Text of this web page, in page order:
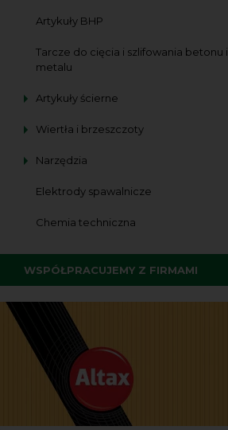
Artykuły BHP
Tarcze do cięcia i szlifowania betonu i
metalu
Artykuły ścierne
Wiertła i brzeszczoty
Narzędzia
Elektrody spawalnicze
Chemia techniczna
WSPÓŁPRACUJEMY Z FIRMAMI